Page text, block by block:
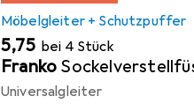
Möbelgleiter + Schutzpuffer
EUR
5,75 bei 4 Stück
Franko
Universalgleiter